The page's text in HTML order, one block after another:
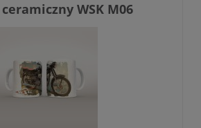
WSK M06